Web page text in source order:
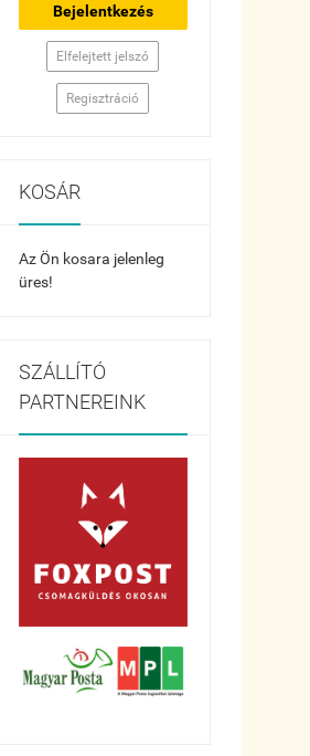
Bejelentkezés
Elfelejtett jelszó
Regisztráció
KOSÁR
Az Ön kosara jelenleg
üres!
SZÁLLÍTÓ
PARTNEREINK